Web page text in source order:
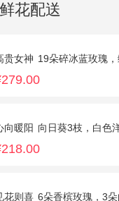
花配送
贵女神 19朵碎冰蓝玫瑰
向暖阳 向日葵3枝，白色洋桔梗
花则喜 6朵香槟玫瑰，3